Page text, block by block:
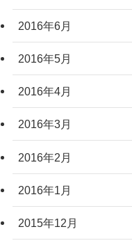
2016年6月
2016年5月
2016年4月
2016年3月
2016年2月
2016年1月
2015年12月